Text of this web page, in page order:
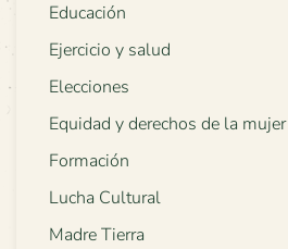
Educación
Ejercicio y salud
Elecciones
Equidad y derechos de la mujer
Formación
Lucha Cultural
Madre Tierra